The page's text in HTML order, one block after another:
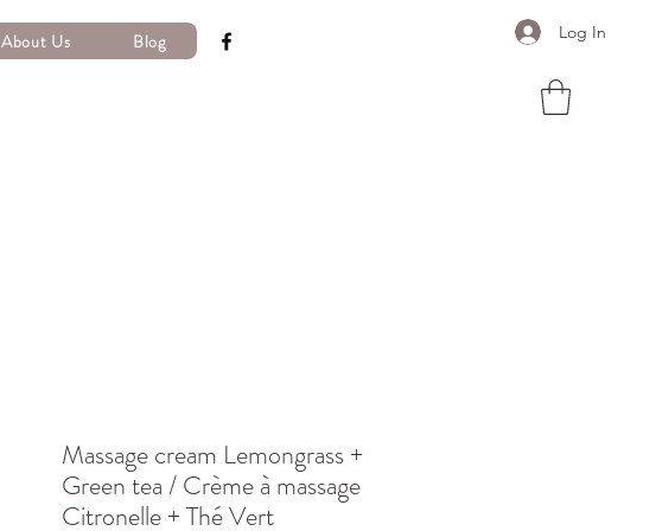
About Us Blog Log In
Massage cream Lemongrass +
Green tea / Crème à massage
Citronelle + Thé Vert